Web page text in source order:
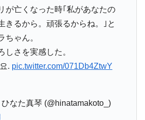
が亡くなった時｢私があなたの
きるから。頑張るからね。｣と
ちゃん。
しさを実感した。
. pic.twitter.com/071Db4ZtwY
なた真琴 (@hinatamakoto_)